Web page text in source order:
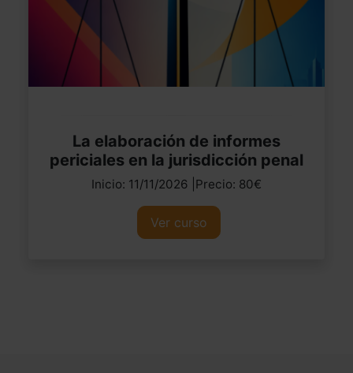
La elaboración de informes
periciales en la jurisdicción penal
Inicio: 11/11/2026 |Precio: 80€
Ver curso